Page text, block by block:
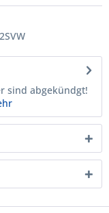
sind abgekündgt!